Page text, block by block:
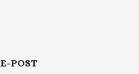
POST